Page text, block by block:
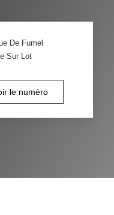
De Fumel
Sur Lot
le numéro